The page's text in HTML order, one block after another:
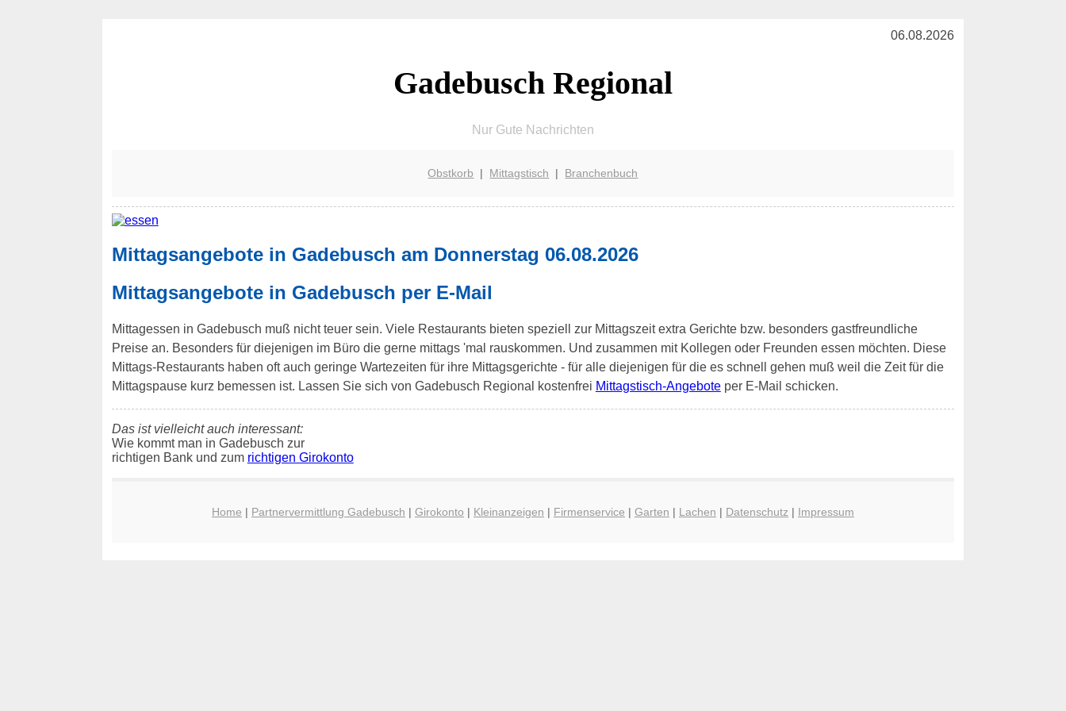
06.08.2026
Gadebusch Regional
Nur Gute Nachrichten
Obstkorb | Mittagstisch | Branchenbuch
Mittagsangebote in Gadebusch am Donnerstag 06.08.2026
Mittagsangebote in Gadebusch per E-Mail
Mittagessen in Gadebusch muß nicht teuer sein. Viele Restaurants bieten speziell zur Mittagszeit extra Gerichte bzw. besonders gastfreundliche
Preise an. Besonders für diejenigen im Büro die gerne mittags 'mal rauskommen. Und zusammen mit Kollegen oder Freunden essen möchten. Diese
Mittags-Restaurants haben oft auch geringe Wartezeiten für ihre Mittagsgerichte - für alle diejenigen für die es schnell gehen muß weil die Zeit für die
Mittagspause kurz bemessen ist. Lassen Sie sich von Gadebusch Regional kostenfrei Mittagstisch-Angeboteper E-Mail schicken.
Das ist vielleicht auch interessant:
Wie kommt man in Gadebusch zur
richtigen Bank und zum richtigen Girokonto
Home | Partnervermittlung Gadebusch | Girokonto | Kleinanzeigen | Firmenservice | Garten | Lachen | Datenschutz| Impressum